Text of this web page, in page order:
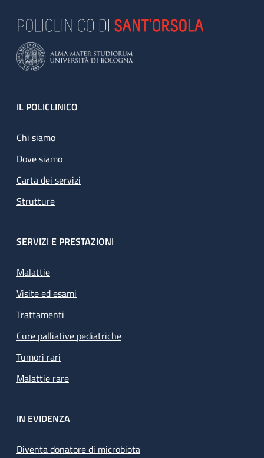
Footer
IL POLICLINICO
Chi siamo
Dove siamo
Carta dei servizi
Strutture
SERVIZI E PRESTAZIONI
Malattie
Visite ed esami
Trattamenti
Cure palliative pediatriche
Tumori rari
Malattie rare
IN EVIDENZA
Diventa donatore di microbiota